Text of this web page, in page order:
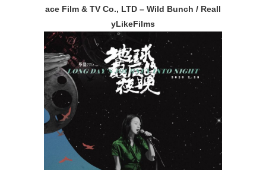
ace Film & TV Co., LTD – Wild Bunch / Reall
yLikeFilms